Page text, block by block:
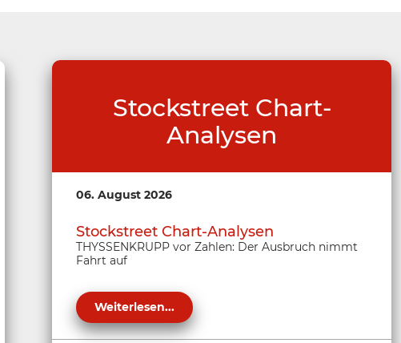
Stockstreet Chart-
Analysen
06. August 2026
Stockstreet Chart-Analysen
THYSSENKRUPP vor Zahlen: Der Ausbruch nimmt
Fahrt auf
Weiterlesen...